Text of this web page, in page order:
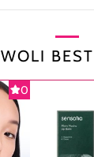
WOLI
0